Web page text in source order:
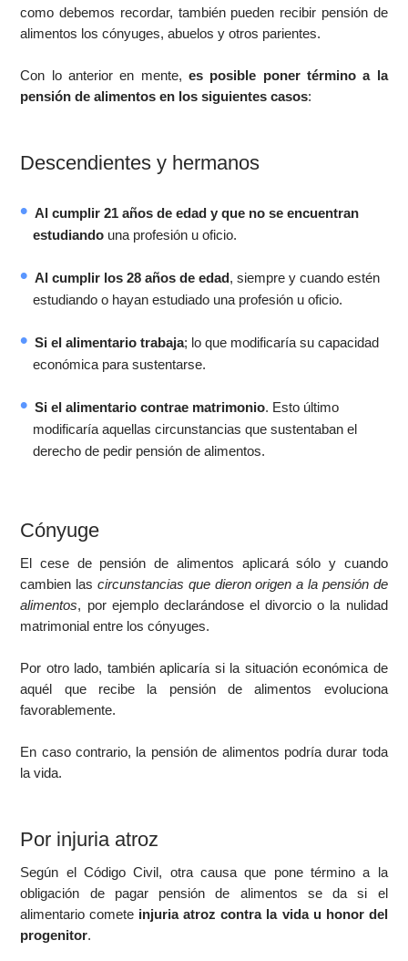
como debemos recordar, también pueden recibir pensión de
alimentos los cónyuges, abuelos y otros parientes.
Con lo anterior en mente, es posible poner término a la
pensión de alimentos en los siguientes casos:
Descendientes y hermanos
Al cumplir 21 años de edad y que no se encuentran
estudiando una profesión u oficio.
Al cumplir los 28 años de edad, siempre y cuando estén
estudiando o hayan estudiado una profesión u oficio.
Si el alimentario trabaja; lo que modificaría su capacidad
económica para sustentarse.
Si el alimentario contrae matrimonio. Esto último
modificaría aquellas circunstancias que sustentaban el
derecho de pedir pensión de alimentos.
Cónyuge
El cese de pensión de alimentos aplicará sólo y cuando
cambien las circunstancias que dieron origen a la pensión de
alimentos, por ejemplo declarándose el divorcio o la nulidad
matrimonial entre los cónyuges.
Por otro lado, también aplicaría si la situación económica de
aquél que recibe la pensión de alimentos evoluciona
favorablemente.
En caso contrario, la pensión de alimentos podría durar toda
la vida.
Por injuria atroz
Según el Código Civil, otra causa que pone término a la
obligación de pagar pensión de alimentos se da si el
alimentario comete injuria atroz contra la vida u honor del
progenitor.